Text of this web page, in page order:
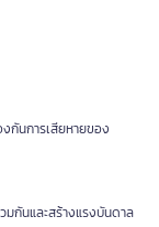
กันการเสียหายของ
กันและสร้างแรงบันดาล